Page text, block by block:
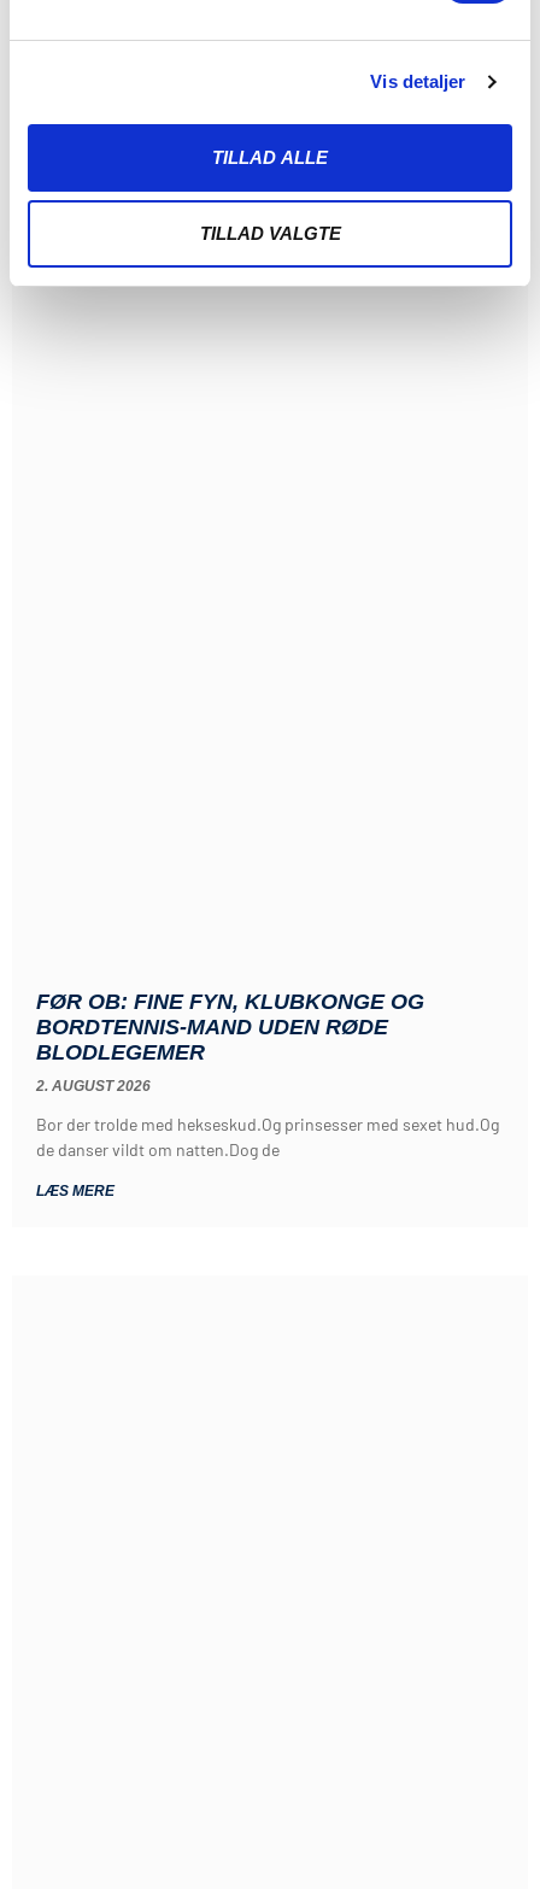
Vis detaljer
TILLAD ALLE
TILLAD VALGTE
Fatah Abdirahman ser frem mod sæsonens første
udebanekamp – mod OB i Odense – hvor
LÆS MERE
FØR OB: FINE FYN, KLUBKONGE OG
BORDTENNIS-MAND UDEN RØDE
BLODLEGEMER
2. AUGUST 2026
Bor der trolde med hekseskud.Og prinsesser med sexet hud.Og
de danser vildt om natten.Dog de
LÆS MERE